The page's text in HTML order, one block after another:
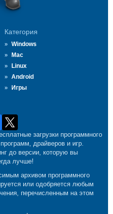
Категория
Windows
Mac
Linux
Android
Игры
загрузки программного
драйверов и игр.
до версии, которую вы
лучше!
архивом программного
или одобряется любым
перечисленным на этом